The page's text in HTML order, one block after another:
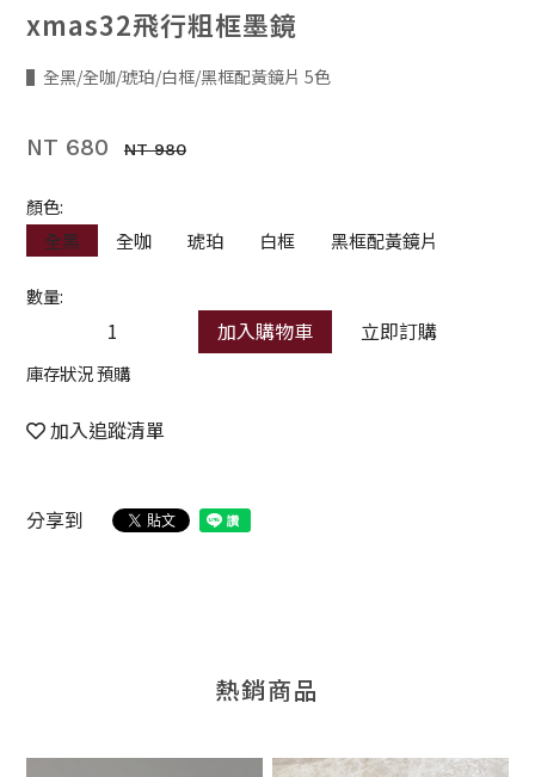
xmas32飛行粗框墨鏡
▌全黑/全咖/琥珀/白框/黑框配黃鏡片 5色
NT 680 NT 980
顏色:
全黑
全咖 琥珀 白框 黑框配黃鏡片
數量:
加入購物車 立即訂購
庫存狀況 預購
加入追蹤清單
分享到
熱銷商品